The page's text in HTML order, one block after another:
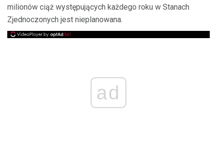
milionów ciąż występujących każdego roku w Stanach
Zjednoczonych jest nieplanowana.
ad